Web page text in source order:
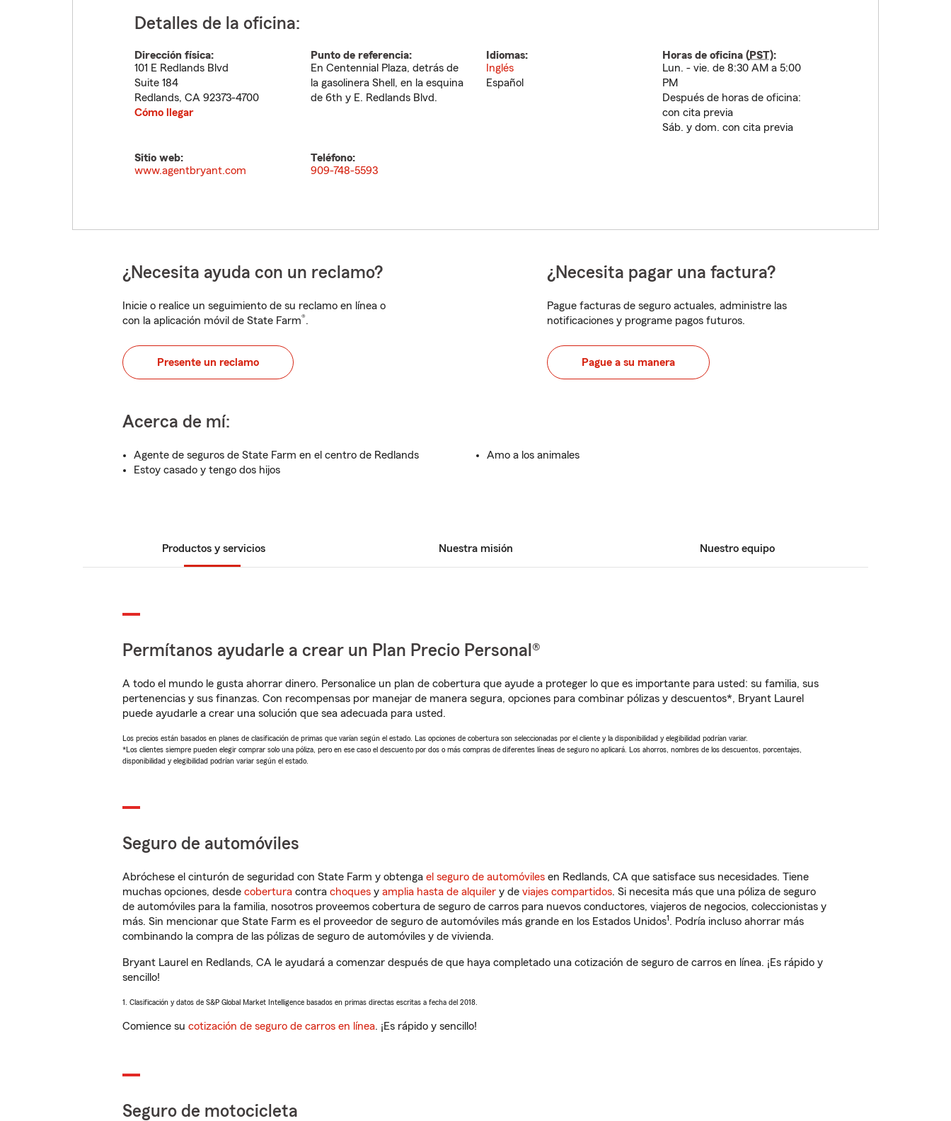
Detalles de la oficina:
Dirección física:
101 E Redlands Blvd
Suite 184
Redlands, CA 92373-4700
Cómo llegar
Punto de referencia:
En Centennial Plaza, detrás de
la gasolinera Shell, en la esquina
de 6th y E. Redlands Blvd.
Idiomas:
Inglés
Español
Horas de oficina (PST):
Lun. - vie. de 8:30 AM a 5:00
PM
Después de horas de oficina:
con cita previa
Sáb. y dom. con cita previa
Sitio web:
www.agentbryant.com
Teléfono:
909-748-5593
¿Necesita ayuda con un reclamo?
Inicie o realice un seguimiento de su reclamo en línea o
con la aplicación móvil de State Farm®.
Presente un reclamo
¿Necesita pagar una factura?
Pague facturas de seguro actuales, administre las
notificaciones y programe pagos futuros.
Pague a su manera
Acerca de mí:
Agente de seguros de State Farm en el centro de Redlands
Estoy casado y tengo dos hijos
Amo a los animales
Productos y servicios Nuestra misión Nuestro equipo
Permítanos ayudarle a crear un Plan Precio Personal®
A todo el mundo le gusta ahorrar dinero. Personalice un plan de cobertura que ayude a proteger lo que es importante para usted: su familia, sus
pertenencias y sus finanzas. Con recompensas por manejar de manera segura, opciones para combinar pólizas y descuentos*, Bryant Laurel
puede ayudarle a crear una solución que sea adecuada para usted.
Los precios están basados en planes de clasificación de primas que varían según el estado. Las opciones de cobertura son seleccionadas por el cliente y la disponibilidad y elegibilidad podrían variar.
*Los clientes siempre pueden elegir comprar solo una póliza, pero en ese caso el descuento por dos o más compras de diferentes líneas de seguro no aplicará. Los ahorros, nombres de los descuentos, porcentajes,
disponibilidad y elegibilidad podrían variar según el estado.
Seguro de automóviles
Abróchese el cinturón de seguridad con State Farm y obtenga el seguro de automóviles en Redlands, CA que satisface sus necesidades. Tiene
muchas opciones, desde cobertura contra choques y amplia hasta de alquiler y de viajes compartidos. Si necesita más que una póliza de seguro
de automóviles para la familia, nosotros proveemos cobertura de seguro de carros para nuevos conductores, viajeros de negocios, coleccionistas y
más. Sin mencionar que State Farm es el proveedor de seguro de automóviles más grande en los Estados Unidos1. Podría incluso ahorrar más
combinando la compra de las pólizas de seguro de automóviles y de vivienda.
Bryant Laurel en Redlands, CA le ayudará a comenzar después de que haya completado una cotización de seguro de carros en línea. ¡Es rápido y
sencillo!
1. Clasificación y datos de S&P Global Market Intelligence basados en primas directas escritas a fecha del 2018.
Comience su cotización de seguro de carros en línea. ¡Es rápido y sencillo!
Seguro de motocicleta